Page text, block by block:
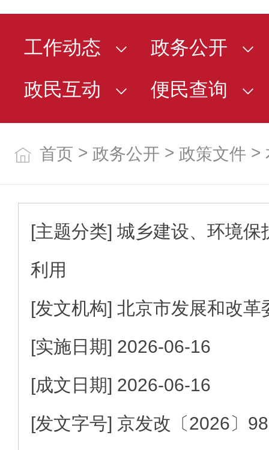
工作动态
政务公开
政民互动
便民查询
首页 > 政务公开 > 政策文件 >
[主题分类] 城乡建设、环境保
利用
[发文机构] 北京市发展和改革
[实施日期] 2026-06-16
[成文日期] 2026-06-16
[发文字号] 京发改 〔2026〕